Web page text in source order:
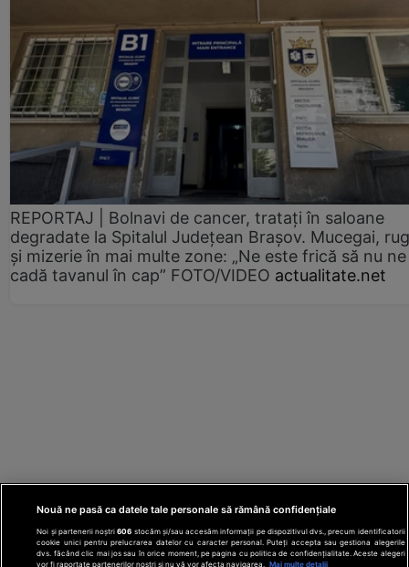
REPORTAJ | Bolnavi de cancer, tratați în saloane
degradate la Spitalul Județean Brașov. Mucegai,
și mizerie în mai multe zone: „Ne este frică să nu ne
cadă tavanul în cap” FOTO/VIDEO actualitate.net
Nouă ne pasă ca datele tale personale să rămână confidențiale
Noi și partenerii noștri606 stocăm și/sau accesăm informații pe dispozitivul dvs., precum identificatorii
cookie unici pentru prelucrarea datelor cu caracter personal. Puteți accepta sau gestiona alegerile
dvs. făcând clic mai jos sau în orice moment, pe pagina cu politica de confidențialitate. Aceste alegeri
vor fi raportate partenerilor noștri și nu vă vor afecta navigarea.
Mai multe detalii